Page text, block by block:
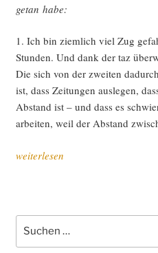
getan habe:
1. Ich bin ziem­lich viel Zug
Stun­den. Und dank der taz
Die sich von der zwei­ten
ist, dass Zei­tun­gen aus­le­gen,
Abstand ist – und dass es
arbei­ten, weil der Abstand
„Zehn
ich
am
weiterlesen
Suche
nach: